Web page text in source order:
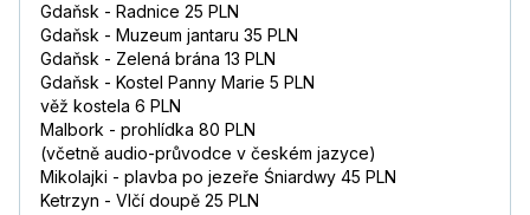
Gdaňsk - Radnice 25 PLN
Gdaňsk - Muzeum jantaru 35 PLN
Gdaňsk - Zelená brána 13 PLN
Gdaňsk - Kostel Panny Marie 5 PLN
věž kostela 6 PLN
Malbork - prohlídka 80 PLN
(včetně audio-průvodce v českém jazyce)
Mikolajki - plavba po jezeře Śniardwy 45 PLN
Ketrzyn - Vlčí doupě 25 PLN